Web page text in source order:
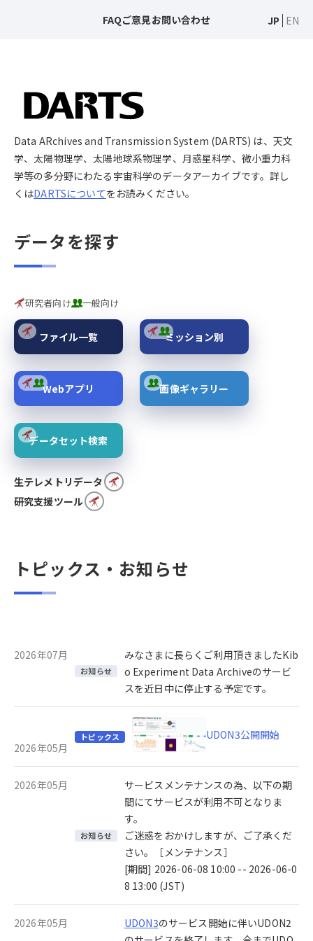
FAQご意見お問い合わせ JP EN
Data ARchives and Transmission System (DARTS) は、天文
学、太陽物理学、太陽地球系物理学、月惑星科学、微小重力科
学等の多分野にわたる宇宙科学のデータアーカイブです。詳し
くはDARTSについてをお読みください。
データを探す
研究者向け 一般向け
ファイル一覧 ミッション別
Webアプリ 画像ギャラリー
データセット検索
生テレメトリデータ
研究支援ツール
トピックス・お知らせ
2026年07月
お知らせ
みなさまに長らくご利用頂きましたKib
o Experiment Data Archiveのサービ
スを近日中に停止する予定です。
2026年05月
トピックス UDON3公開開始
2026年05月
お知らせ
サービスメンテナンスの為、以下の期
間にてサービスが利用不可となりま
す。
ご迷惑をおかけしますが、ご了承くだ
さい。［メンテナンス］
[期間] 2026-06-08 10:00 -- 2026-06-0
8 13:00 (JST)
2026年05月 UDON3のサービス開始に伴いUDON2